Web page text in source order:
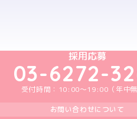
めいどりーみ
めいどり
めい
採用応募
03-6272-
受付時間：10:00～19:00（年中無
お問い合わせについて